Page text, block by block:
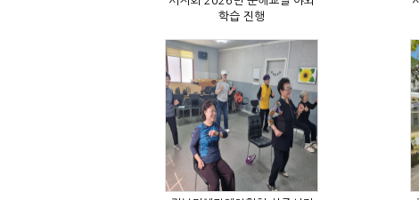
학습 진행